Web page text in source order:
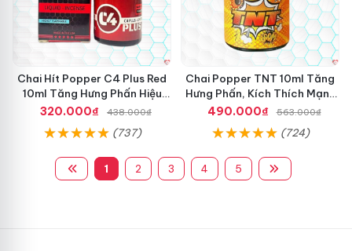
Chai Hít Popper C4 Plus Red
10ml Tăng Hưng Phấn Hiệu
Quả
320.000₫ 438.000₫
(737)
Chai Popper TNT 10ml Tăng
Hưng Phấn, Kích Thích Mạnh
Mẽ
490.000₫ 563.000₫
(724)
1 2 3 4 5